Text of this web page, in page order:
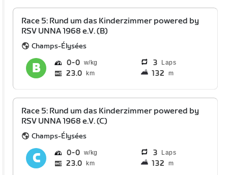
Race 5: Rund um das Kinderzimmer powered by
RSV UNNA 1968 e.V. (B)
Champs-Élysées
0 0 3 Laps
23.0 km 132 m
Race 5: Rund um das Kinderzimmer powered by
RSV UNNA 1968 e.V. (C)
Champs-Élysées
0 0 3 Laps
23.0 km 132 m